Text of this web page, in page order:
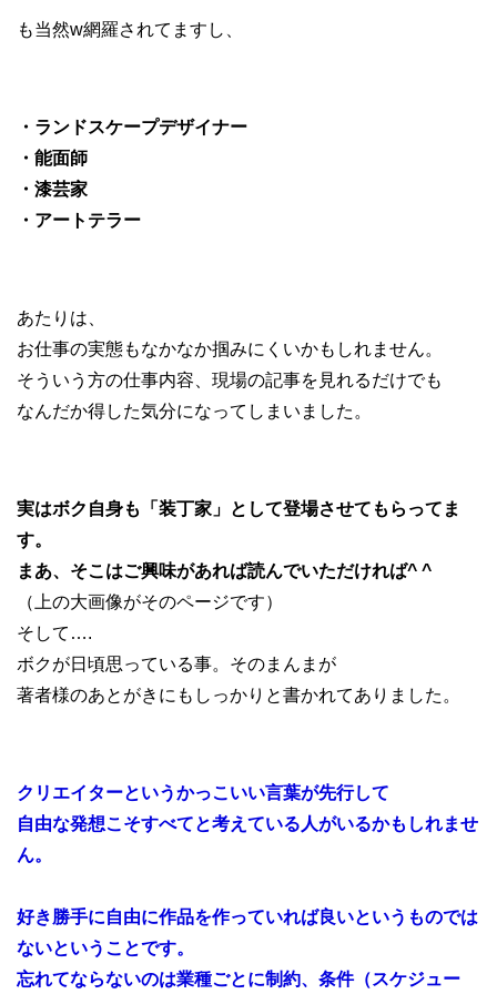
も当然w網羅されてますし、
・ランドスケープデザイナー
・能面師
・漆芸家
・アートテラー
あたりは、
お仕事の実態もなかなか掴みにくいかもしれません。
そういう方の仕事内容、現場の記事を見れるだけでも
なんだか得した気分になってしまいました。
実はボク自身も「装丁家」として登場させてもらってま
す。
まあ、そこはご興味があれば読んでいただければ^ ^
（上の大画像がそのページです）
そして….
ボクが日頃思っている事。そのまんまが
著者様のあとがきにもしっかりと書かれてありました。
クリエイターというかっこいい言葉が先行して
自由な発想こそすべてと考えている人がいるかもしれませ
ん。
好き勝手に自由に作品を作っていれば良いというものでは
ないということです。
忘れてならないのは業種ごとに制約、条件（スケジュー